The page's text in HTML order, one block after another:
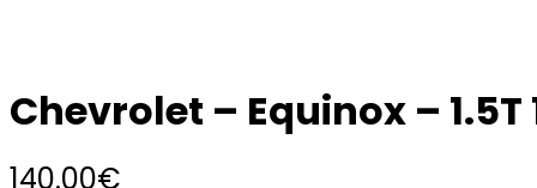
Chevrolet – Equinox – 1.5T
140.00€